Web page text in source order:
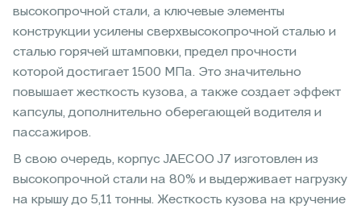
высокопрочной стали, а ключевые элементы
конструкции усилены сверхвысокопрочной сталью и
сталью горячей штамповки, предел прочности
которой достигает 1500 МПа. Это значительно
повышает жесткость кузова, а также создает эффект
капсулы, дополнительно оберегающей водителя и
пассажиров.
В свою очередь, корпус JAECOO J7 изготовлен из
высокопрочной стали на 80% и выдерживает нагрузку
на крышу до 5,11 тонны. Жесткость кузова на кручение